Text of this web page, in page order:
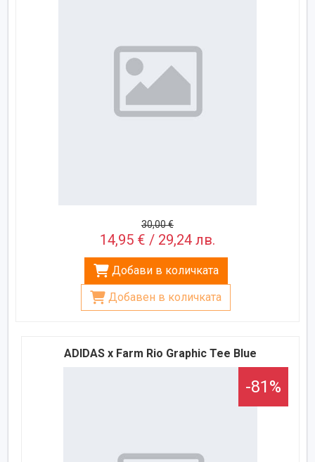
30,00 €
14,95 € / 29,24 лв.
Добави в количката
Добавен в количката
ADIDAS x Farm Rio Graphic Tee Blue
-81%